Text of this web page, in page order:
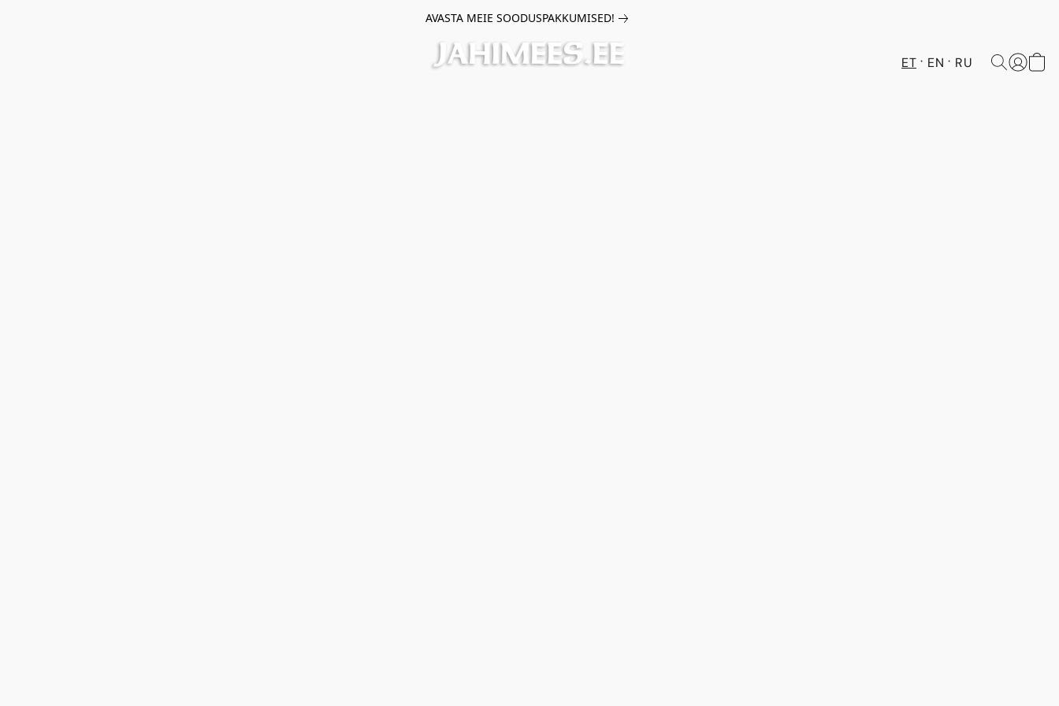
AVASTA MEIE SOODUSPAKKUMISED!
ET EN RU